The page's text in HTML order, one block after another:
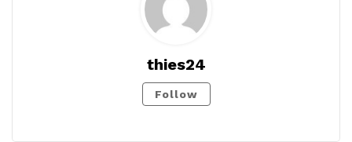
thies24
Follow